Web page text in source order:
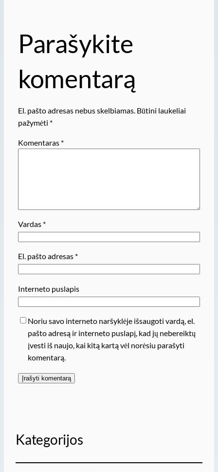
Parašykite
komentarą
El. pašto adresas nebus skelbiamas. Būtini laukeliai
pažymėti *
Komentaras *
Vardas *
El. pašto adresas *
Interneto puslapis
Noriu savo interneto naršyklėje išsaugoti vardą, el.
pašto adresą ir interneto puslapį, kad jų nebereiktų
įvesti iš naujo, kai kitą kartą vėl norėsiu parašyti
komentarą.
Kategorijos